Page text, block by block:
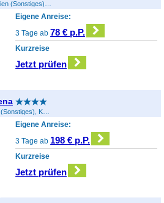
Eigene Anreise:
3 Tage ab 78 € p.P.
Kurzreise
Jetzt prüfen
Cartagena, Kolumbien (Sonstiges), Kolumbien
Eigene Anreise:
3 Tage ab 198 € p.P.
Kurzreise
Jetzt prüfen